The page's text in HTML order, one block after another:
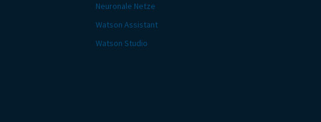
Neuronale Netze
Watson Assistant
Watson Studio